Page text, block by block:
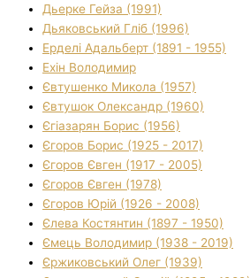
Дьерке Гейза (1991)
Дьяковський Гліб (1996)
Ерделі Адальберт (1891 - 1955)
Ехін Володимир
Євтушенко Микола (1957)
Євтушок Олександр (1960)
Єгіазарян Борис (1956)
Єгоров Борис (1925 - 2017)
Єгоров Євген (1917 - 2005)
Єгоров Євген (1978)
Єгоров Юрій (1926 - 2008)
Єлева Костянтин (1897 - 1950)
Ємець Володимир (1938 - 2019)
Єржиковський Олег (1939)